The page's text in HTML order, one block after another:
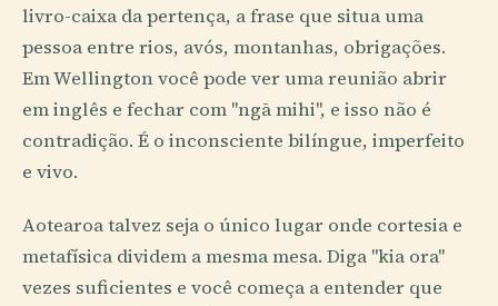
livro-caixa da pertença, a frase que situa uma
pessoa entre rios, avós, montanhas, obrigações.
Em Wellington você pode ver uma reunião abrir
em inglês e fechar com "ngā mihi", e isso não é
contradição. É o inconsciente bilíngue, imperfeito
e vivo.
Aotearoa talvez seja o único lugar onde cortesia e
metafísica dividem a mesma mesa. Diga "kia ora"
vezes suficientes e você começa a entender que